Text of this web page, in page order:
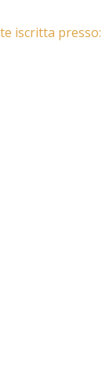
iscritta presso: